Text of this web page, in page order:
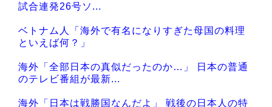
試合連発26号ソ...
ベトナム人「海外で有名になりすぎた母国の料理
といえば何？」
海外「全部日本の真似だったのか…」 日本の普通
のテレビ番組が最新...
海外「日本は戦勝国なんだよ」 戦後の日本人の特